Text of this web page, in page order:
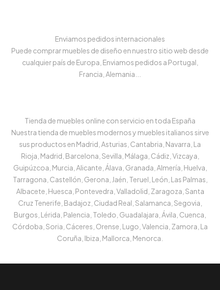
Enviamos pedidos internacionales
Puede comprar muebles de diseño en nuestro sitio web desde
cualquier país de Europa, Enviamos pedidos a Portugal,
Francia, Alemania...
Tienda de muebles online con servicio en toda España
Nuestra tienda de muebles modernos y muebles italianos sirve
sus productos en Madrid, Asturias, Cantabria, Navarra, La
Rioja, Madrid, Barcelona, Sevilla, Málaga, Cádiz, Vizcaya,
Guipúzcoa, Murcia, Alicante, Álava, Granada, Almería, Huelva,
Tarragona, Castellón, Gerona, Jaén, Teruel, León, Las Palmas,
Albacete, Huesca, Pontevedra, Valladolid, Zaragoza, Santa
Cruz Tenerife, Badajoz, Ciudad Real, Salamanca, Segovia,
Burgos, Lérida, Palencia, Toledo, Guadalajara, Ávila, Cuenca,
Córdoba, Soria, Cáceres, Orense, Lugo, Valencia, Zamora, La
Coruña, Ibiza, Mallorca, Menorca.